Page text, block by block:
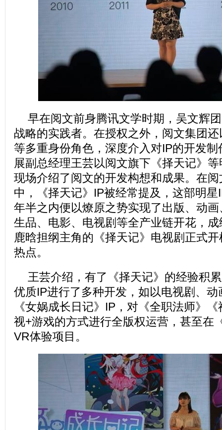
早在阅文前身腾讯文学时期，吴文辉
战略的实践者。在授权之外，阅文集团
等多重身份角色，深度介入对IP的开发
展副总经理王芸以阅文旗下《择天记》
现场介绍了阅文的开发构想和成果。在
中，《择天记》IP被经常提及，这部明
年半之内便以燎原之势实现了出版、动
生品、电影、电视剧等全产业链开花，
鹿晗担纲主角的《择天记》电视剧正式
热点。
王芸介绍，有了《择天记》的经验积
优质IP进行了多种开发，如以电视剧、
《女娲成长日记》IP，对《全职法师》
视+游戏的方式进行全版权运营，甚至在
VR体验项目。